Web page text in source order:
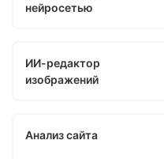
нейросетью
ИИ-редактор
изображений
Анализ сайта